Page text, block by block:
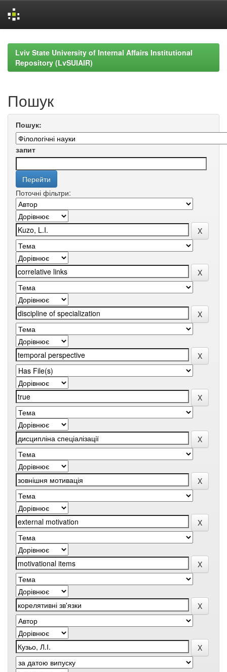
navigationLviv State University of Internal Affairs Institutional
Repository (LvSUIAIR)
Пошук
Пошук:
запит
Поточні фільтри: